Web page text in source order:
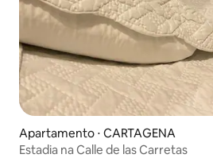
Apartamento ⋅ CARTAGENA
Estadia na Calle de las Carretas